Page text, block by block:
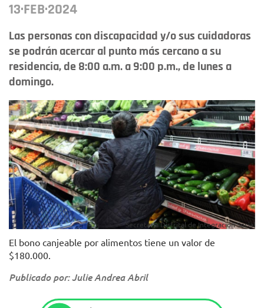
13·FEB·2024
Las personas con discapacidad y/o sus cuidadoras
se podrán acercar al punto más cercano a su
residencia, de 8:00 a.m. a 9:00 p.m., de lunes a
domingo.
Secretaría Distrital de Integración Social
El bono canjeable por alimentos tiene un valor de
$180.000.
Publicado por: Julie Andrea Abril